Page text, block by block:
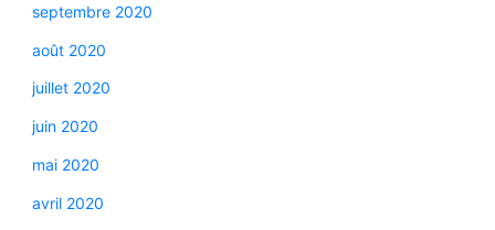
septembre 2020
août 2020
juillet 2020
juin 2020
mai 2020
avril 2020